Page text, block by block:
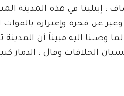
: إبتلينا في هذه المدينة
عن فخره وإعتزازه
وصلنا اليه مبيناً أن
الخلافات وقال : الدمار